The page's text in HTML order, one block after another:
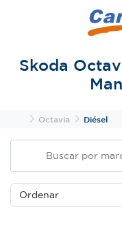
Skoda
InicioOctavia Diésel